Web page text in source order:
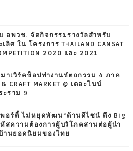
อพวช. จัดกิจกรรมรางวัลสำหรับ
ลิศ ใน โครงการ THAILAND CANSAT
2020 และ 2021
าเวิร์คช็อปทำงานหัตถกรรม 4 ภาค
CRAFT MARKET @ เดอะไนน์
ะราม 9
พอร์ตี้ ไม่หยุดพัฒนาด้านดีไซน์ ดึง Big
สความต้องการผู้บริโภคสานต่อผู้นำ
านยอดนิยมของไทย